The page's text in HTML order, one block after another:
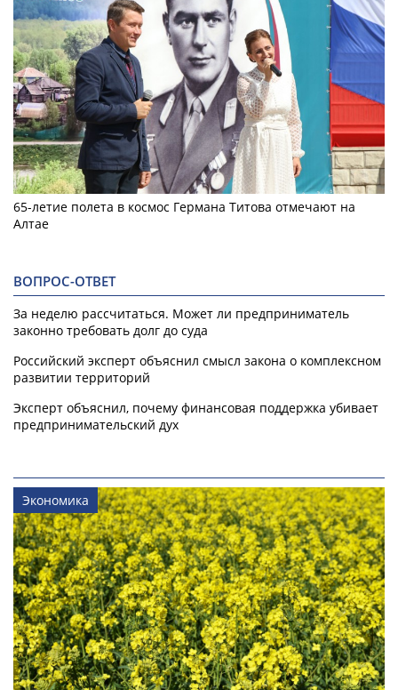
65-летие полета в космос Германа Титова отмечают на
Алтае
ВОПРОС-ОТВЕТ
За неделю рассчитаться. Может ли предприниматель
законно требовать долг до суда
Российский эксперт объяснил смысл закона о комплексном
развитии территорий
Эксперт объяснил, почему финансовая поддержка убивает
предпринимательский дух
Экономика